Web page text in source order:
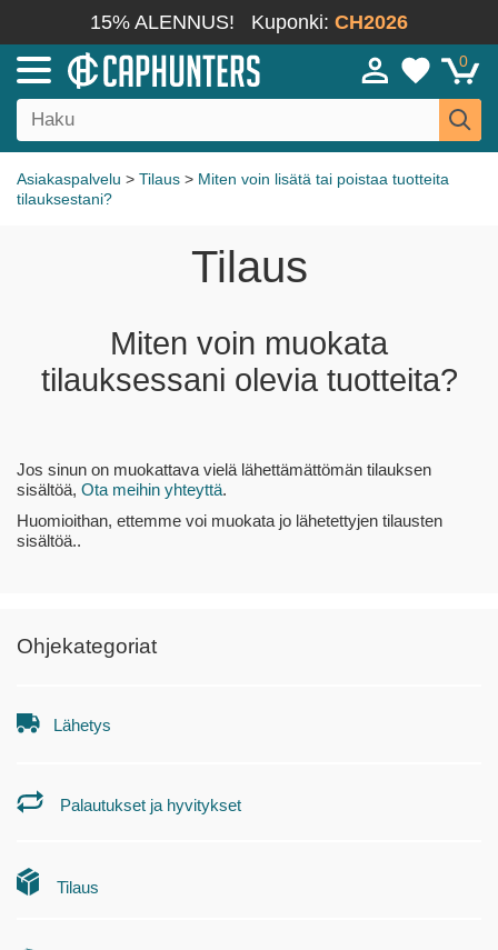
15% ALENNUS! Kuponki: CH2026
0
Asiakaspalvelu > Tilaus > Miten voin lisätä tai poistaa tuotteita
tilauksestani?
Tilaus
Miten voin muokata
tilauksessani olevia tuotteita?
Jos sinun on muokattava vielä lähettämättömän tilauksen
sisältöä, Ota meihin yhteyttä.
Huomioithan, ettemme voi muokata jo lähetettyjen tilausten
sisältöä..
Ohjekategoriat
Lähetys
Palautukset ja hyvitykset
Tilaus